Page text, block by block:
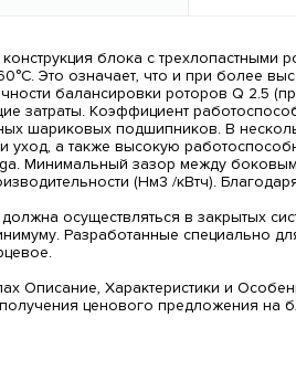
блока с трехлопастными
Это означает, что и при более
балансировки роторов Q
затраты. Коэффициент
шариковых подшипников. В
уход, а также высокую
Минимальный зазор между
(Нм3 /кВтч).
осуществляться в закрытых
Разработанные специально
Описание, Характеристики и
ценового предложения